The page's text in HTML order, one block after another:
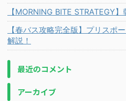
【MORNING BITE STRATEGY
【春バス攻略完全版】プリスポ
解説！
最近のコメント
アーカイブ